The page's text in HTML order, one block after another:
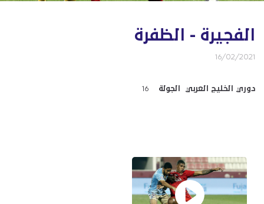
الفجيرة - الظفرة
16/02/2021
دوري الخليج العربي الجولة 16